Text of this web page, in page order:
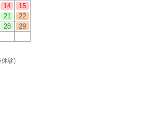
14
15
21
22
28
29
休診)